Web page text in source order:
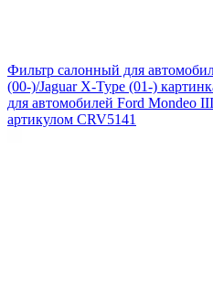
Фильтр салонный для
(00-)/Jaguar X-Type (01-)
для автомобилей Ford Mondeo
артикулом CRV5141